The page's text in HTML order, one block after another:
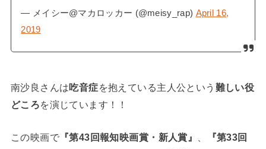
— メイシー@マカロッカー (@meisy_rap) April 16,
2019
南沙良さんは吃音症を抱えている主人公という 難しい役
どころを演じています！！
この映画で『第43回報知映画賞・新人賞』
『第33回